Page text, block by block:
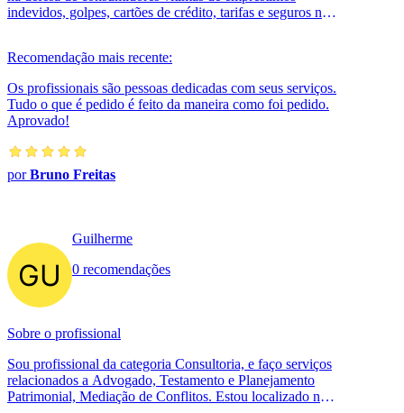
indevidos, golpes, cartões de crédito, tarifas e seguros não
Recomendação mais recente:
Os profissionais são pessoas dedicadas com seus serviços.
Tudo o que é pedido é feito da maneira como foi pedido.
Aprovado!
porBruno Freitas
Guilherme
0 recomendações
Sobre o profissional
Sou profissional da categoria Consultoria, e faço serviços
relacionados a Advogado, Testamento e Planejamento
Patrimonial, Mediação de Conflitos. Estou localizado no